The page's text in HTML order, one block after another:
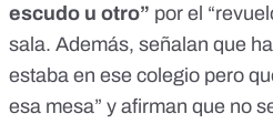
escudo u otro” por el
sala. Además, señalan que
estaba en ese colegio pero
esa mesa” y afirman que no